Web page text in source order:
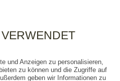
und Anzeigen zu personalisieren,
zu können und die Zugriffe auf
geben wir Informationen zu